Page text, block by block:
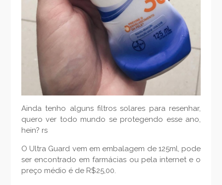
Ainda tenho alguns filtros solares para resenhar,
quero ver todo mundo se protegendo esse ano,
hein? rs
O Ultra Guard vem em embalagem de 125ml, pode
ser encontrado em farmácias ou pela internet e o
preço médio é de R$25,00.